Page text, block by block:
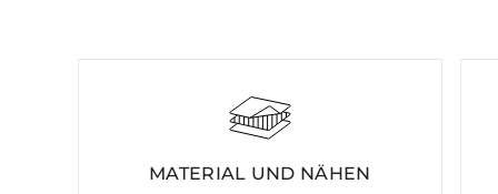
MATERIAL UND NÄHEN